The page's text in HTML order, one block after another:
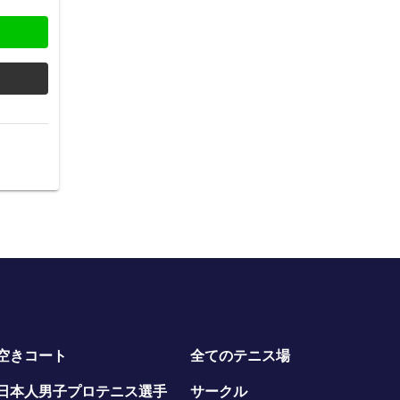
きコート 全てのテニス場
本人男子プロテニス選手 サークル